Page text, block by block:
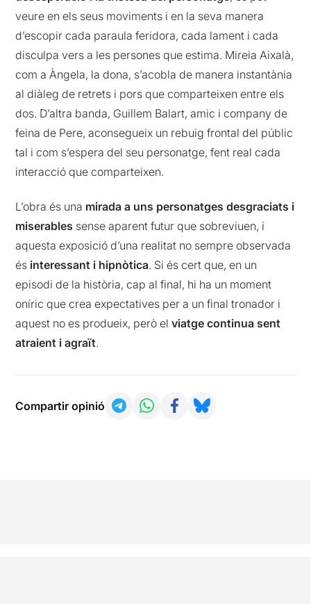
veure en els seus moviments i en la seva manera
d’escopir cada paraula feridora, cada lament i cada
disculpa vers a les persones que estima. Mireia Aixalà,
com a Àngela, la dona, s’acobla de manera instantània
al diàleg de retrets i pors que comparteixen entre els
dos. D’altra banda, Guillem Balart, amic i company de
feina de Pere, aconsegueix un rebuig frontal del públic
tal i com s’espera del seu personatge, fent real cada
interacció que comparteixen.
L’obra és una mirada a uns personatges desgraciats i
miserables sense aparent futur que sobreviuen, i
aquesta exposició d’una realitat no sempre observada
és interessant i hipnòtica. Si és cert que, en un
episodi de la història, cap al final, hi ha un moment
oníric que crea expectatives per a un final tronador i
aquest no es produeix, però elviatge continua sent
atraient i agraït.
Compartir opinió